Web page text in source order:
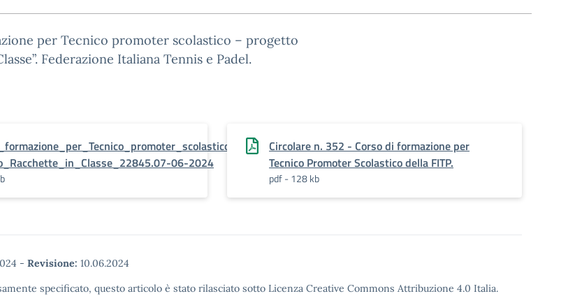
per Tecnico promoter scolastico – progetto
Federazione Italiana Tennis e Padel.
06-2024
Circolare n. 352 - Corso di formazione per
Tecnico Promoter Scolastico della FITP.
pdf - 128 kb
- Revisione: 10.06.2024
specificato, questo articolo è stato rilasciato sotto Licenza Creative Commons Attribuzione 4.0 Italia.